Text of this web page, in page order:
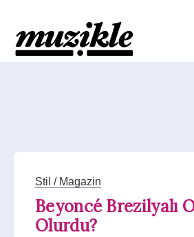
Stil / Magazin
Beyoncé Brezilyalı
Olurdu?